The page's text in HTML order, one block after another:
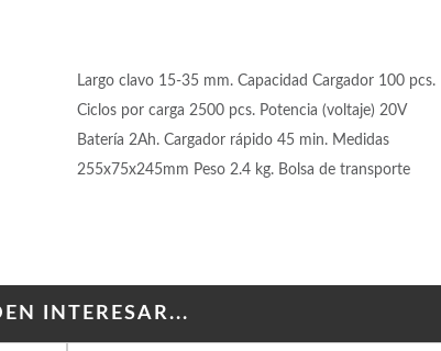
Largo clavo 15-35 mm. Capacidad Cargador 100 pcs.
Ciclos por carga 2500 pcs. Potencia (voltaje) 20V
Batería 2Ah. Cargador rápido 45 min. Medidas
255x75x245mm Peso 2.4 kg. Bolsa de transporte
INTERESAR...